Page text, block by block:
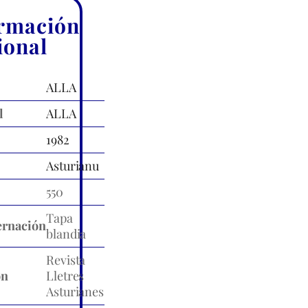
ALLA
ALLA
1982
Asturianu
550
Tapa
blandia
Revista
Lletres
Asturianes